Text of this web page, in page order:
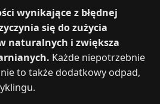
wynikające z błędnej
się do zużycia
naturalnych i zwiększa
Każde niepotrzebnie
to także dodatkowy odpad,